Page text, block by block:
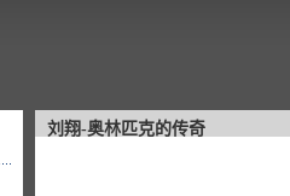
刘翔-奥林匹克的传奇